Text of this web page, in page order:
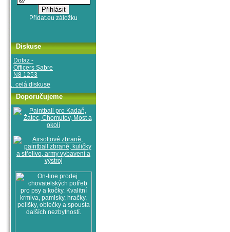
Diskuse
Dotaz -
Officers Sabre
N8 1253
.. celá diskuse
Doporučujeme